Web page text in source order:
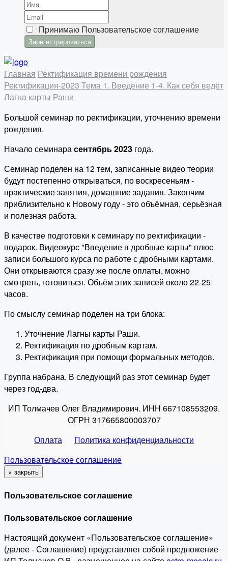
Принимаю Пользовательское соглашение
Главная Ректификация времени рождения
Ректификация-2023 Тема 1. Введение 1-4. Как себя ведёт
Лагна карты Раши
Большой семинар по ректификации, уточнению времени
рождения.
Начало семинарасентябрь 2023 года.
Семинар поделен на 12 тем, записанные видео теории
будут постепенно открываться, по воскресеньям -
практические занятия, домашние задания. Закончим
приблизительно к Новому году - это объёмная, серьёзная
и полезная работа.
В качестве подготовки к семинару по ректификации -
подарок. Видеокурс "Введение в дробные карты" плюс
записи большого курса по работе с дробными картами.
Они открываются сразу же после оплаты, можно
смотреть, готовиться. Объём этих записей около 22-25
часов.
По смыслу семинар поделен на три блока:
Уточнение Лагны карты Раши.
Ректификация по дробным картам.
Ректификация при помощи формальных методов.
Группа набрана. В следующий раз этот семинар будет
через год-два.
ИП Толмачев Олег Владимирович. ИНН 667108553209.
ОГРН 317665800003707
Оплата
Политика конфиденциальности
Пользовательское соглашение
× закрыть
Пользовательское соглашение
Пользовательское соглашение
Настоящий документ «Пользовательское соглашение»
(далее - Соглашение) представляет собой предложение